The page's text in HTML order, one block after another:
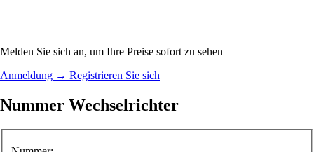
Melden Sie sich an, um Ihre Preise sofort zu sehen
Anmeldung → Registrieren Sie sich
Nummer Wechselrichter